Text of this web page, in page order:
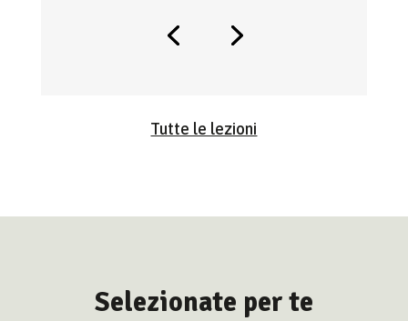
Tutte le lezioni
Selezionate per te